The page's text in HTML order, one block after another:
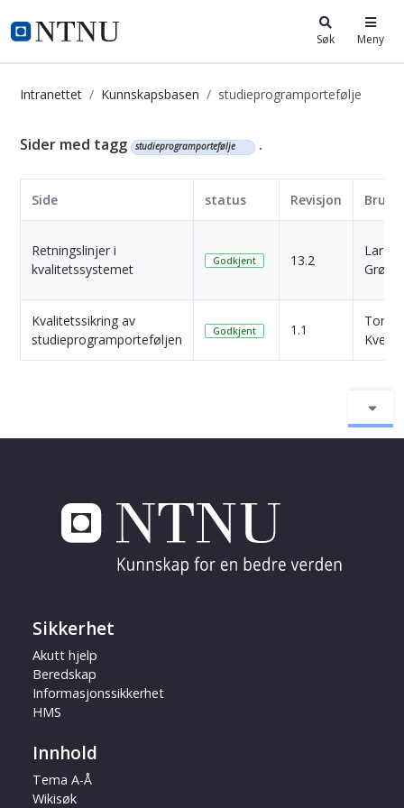
i.ntnu.no Søk Meny
Intranettet Kunnskapsbasen studieprogramportefølje
Kunnskapsbasen
Sider med tagg studieprogramportefølje .
Side status Revisjon
Retningslinjer i
kvalitetssystemet
Godkjent 13.2
Lars T.
Kvalitetssikring av
studieprogramporteføljen
Godkjent 1.1
Tone
Sikkerhet
Akutt hjelp
Beredskap
Informasjonssikkerhet
HMS
Innhold
Tema A-Å
Wikisøk